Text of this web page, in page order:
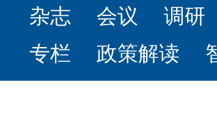
杂志 会议 调研
专栏
政策解读